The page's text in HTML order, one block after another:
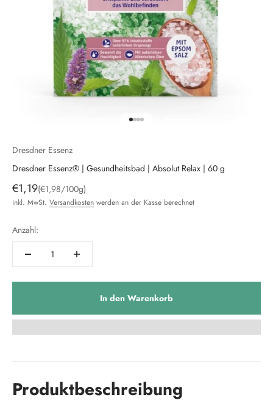
Dresdner Essenz
Dresdner Essenz® | Gesundheitsbad | Absolut Relax | 60 g
Angebot
€1,19(€1,98/100g)
inkl. MwSt. Versandkosten werden an der Kasse berechnet
Anzahl:
In den Warenkorb
Produktbeschreibung